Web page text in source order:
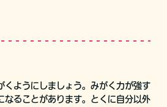
くようにしましょう。みがく力が強す
なることがあります。とくに自分以外